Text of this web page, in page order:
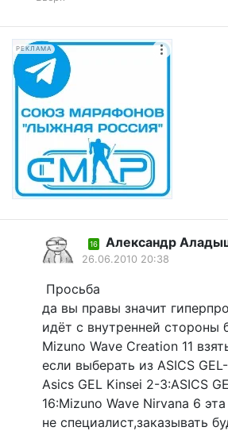
РЕКЛАМА
16 Александр
26.06.2010 20:38
Просьба
да вы правы значит
идёт с внутренней стороны
Mizuno Wave Creation 11
если выберать из ASICS
Asics GEL Kinsei 2-3:ASICS
16:Mizuno Wave Nirvana 6
не специалист,заказывать